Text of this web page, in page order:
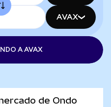
AVAX
A AVAX
de Ondo